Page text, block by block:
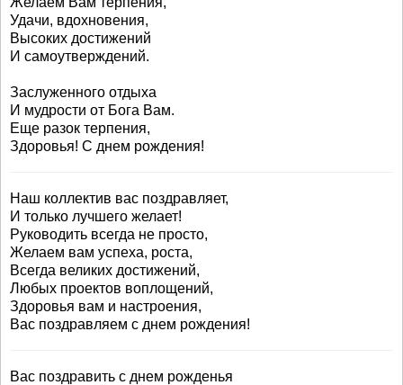
Удачи, вдохновения,
Высоких достижений
И самоутверждений.
Заслуженного отдыха
И мудрости от Бога Вам.
Еще разок терпения,
Здоровья! С днем рождения!
Наш коллектив вас поздравляет,
И только лучшего желает!
Руководить всегда не просто,
Желаем вам успеха, роста,
Всегда великих достижений,
Любых проектов воплощений,
Здоровья вам и настроения,
Вас поздравляем с днем рождения!
Вас поздравить с днем рожденья